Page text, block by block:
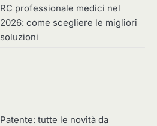
RC professionale medici nel
2026: come scegliere le migliori
soluzioni
Patente: tutte le novità da